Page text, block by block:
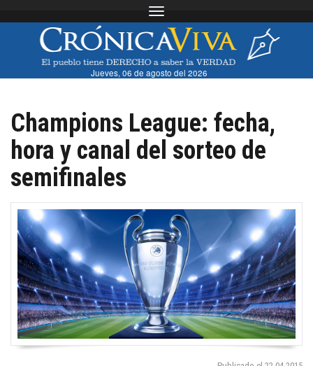
Toggle navigation
Jueves, 06 de agosto del 2026
Champions League: fecha,
hora y canal del sorteo de
semifinales